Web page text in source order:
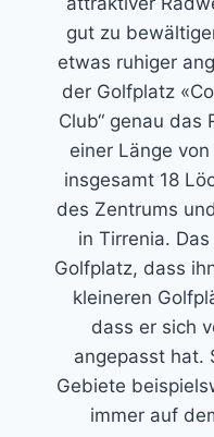
gut zu
etwas ruhiger
der Golfplatz
Club“ genau das
einer Länge
insgesamt 18
des Zentrums
in Tirrenia.
Golfplatz, dass
kleineren
dass er sich
angepasst hat.
Gebiete
immer auf